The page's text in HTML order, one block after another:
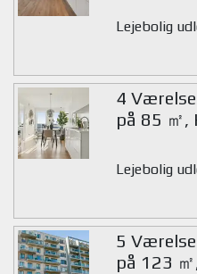
Lejebolig
4
på 85 ㎡,
Lejebolig
5
på 123